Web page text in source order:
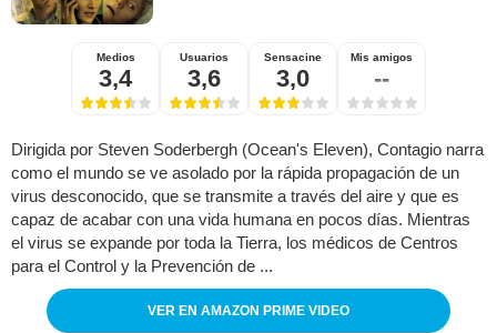
Medios
3,4
Usuarios
3,6
Sensacine
3,0
Mis amigos
--
Dirigida por Steven Soderbergh (Ocean's Eleven), Contagio narra
como el mundo se ve asolado por la rápida propagación de un
virus desconocido, que se transmite a través del aire y que es
capaz de acabar con una vida humana en pocos días. Mientras
el virus se expande por toda la Tierra, los médicos de Centros
para el Control y la Prevención de ...
VER EN AMAZON PRIME VIDEO